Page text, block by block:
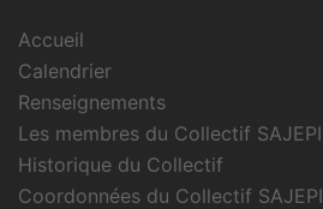
Accueil
Calendrier
Renseignements
Les membres du Collectif SAJEPI
Historique du Collectif
Coordonnées du Collectif SAJEPI